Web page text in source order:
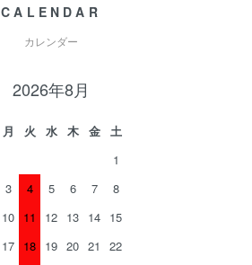
CALENDAR
カレンダー
2026年8月
月 火 水 木 金
土
1
3 4 5 6 7
8
10 11 12 13 14 15
17 18 19 20 21
22